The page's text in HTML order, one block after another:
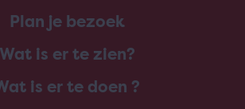
Plan je bezoek
Wat is er te zien?
is er te doen ?